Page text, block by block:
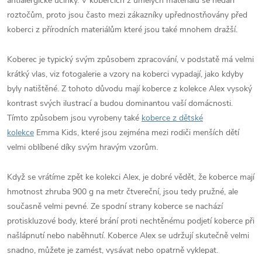
roztočům, proto jsou často mezi zákazníky upřednostňovány před
koberci z přírodních materiálům které jsou také mnohem dražší.
Koberec je typický svým způsobem zpracování, v podstatě má velmi
krátký vlas, viz fotogalerie a vzory na koberci vypadají, jako kdyby
byly natištěné. Z tohoto důvodu mají koberce z kolekce Alex vysoký
kontrast svých ilustrací a budou dominantou vaší domácnosti.
Tímto způsobem jsou vyrobeny také koberce z dětské
kolekce Emma Kids, které jsou zejména mezi rodiči menších dětí
velmi oblíbené díky svým hravým vzorům.
Když se vrátíme zpět ke kolekci Alex, je dobré vědět, že koberce mají
hmotnost zhruba 900 g na metr čtvereční, jsou tedy pružné, ale
současně velmi pevné. Ze spodní strany koberce se nachází
protiskluzové body, které brání proti nechtěnému podjetí koberce při
našlápnutí nebo naběhnutí. Koberce Alex se udržují skutečně velmi
snadno, můžete je zamést, vysávat nebo opatrně vyklepat.